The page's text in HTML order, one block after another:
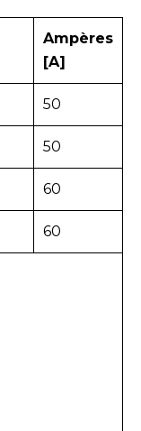
Ampères
[A]
50
50
60
60